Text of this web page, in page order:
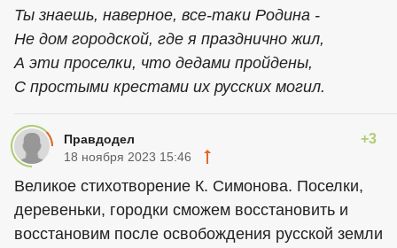
Ты знаешь, наверное, все-таки Родина -
Не дом городской, где я празднично жил,
А эти проселки, что дедами пройдены,
С простыми крестами их русских могил.
Правдодел +3
18 ноября 2023 15:46
Великое стихотворение К. Симонова. Поселки,
деревеньки, городки сможем восстановить и
восстановим после освобождения русской земли